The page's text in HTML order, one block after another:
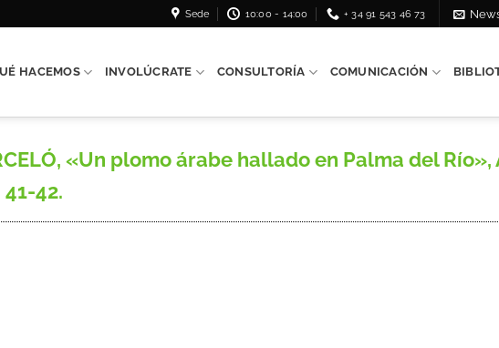
Sede 10:00 - 14:00 + 34 91 543 46 73
HACEMOS INVOLÚCRATE CONSULTORÍA COMUNICACIÓN
«Un plomo árabe hallado en Palma del
41-42.